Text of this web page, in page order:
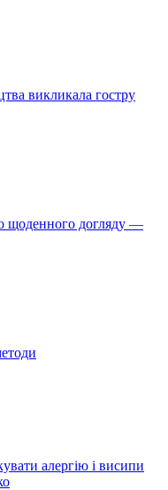
викликала гостру
щоденного догляду —
алергію і висипи